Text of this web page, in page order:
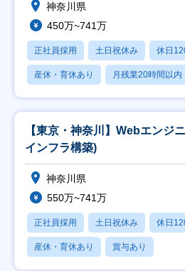
神奈川県
450万~741万
正社員採用 土日祝休み 休日
産休・育休あり 月残業20時間以内
【東京・神奈川】Webエンジ
インフラ構築)
神奈川県
550万~741万
正社員採用 土日祝休み 休日
産休・育休あり 賞与あり